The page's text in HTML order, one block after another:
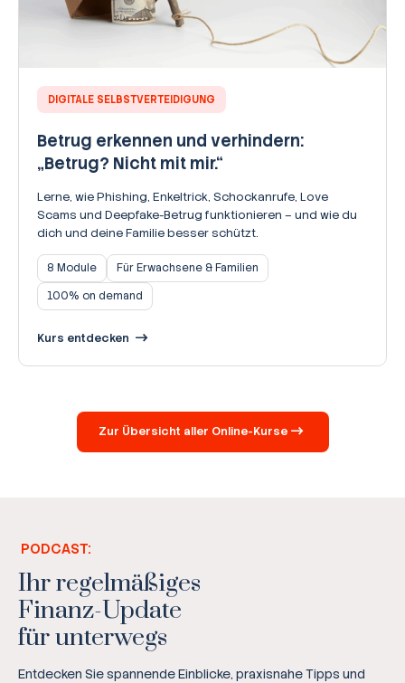
DIGITALE SELBSTVERTEIDIGUNG
Betrug erkennen und verhindern:
„Betrug? Nicht mit mir.“
Lerne, wie Phishing, Enkeltrick, Schockanrufe, Love
Scams und Deepfake-Betrug funktionieren – und wie du
dich und deine Familie besser schützt.
8 Module
Für Erwachsene & Familien
100% on demand
Kurs entdecken
Zur Übersicht aller Online-Kurse
PODCAST:
Ihr regelmäßiges
Finanz-Update
für unterwegs
Entdecken Sie spannende Einblicke, praxisnahe Tipps und